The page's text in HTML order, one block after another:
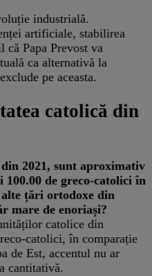
industrială.
artificiale, stabilirea
Papa Prevost va
ca alternativă la
pe aceasta.
catolică din
2021, sunt aproximativ
100.00 de greco-catolici în
alte țări ortodoxe din
mare de enoriași?
catolice din
catolici, în comparație
de Est, accentul nu ar
cantitativă.